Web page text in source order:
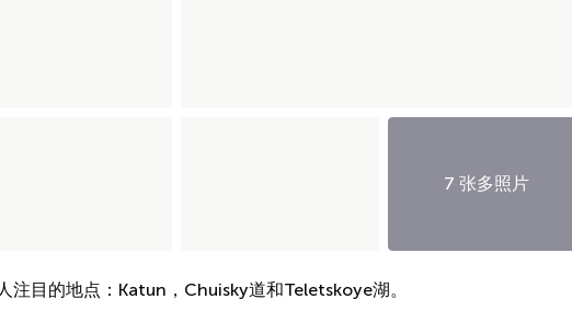
7 张多照片
注目的地点：Katun，Chuisky道和Teletskoye湖。